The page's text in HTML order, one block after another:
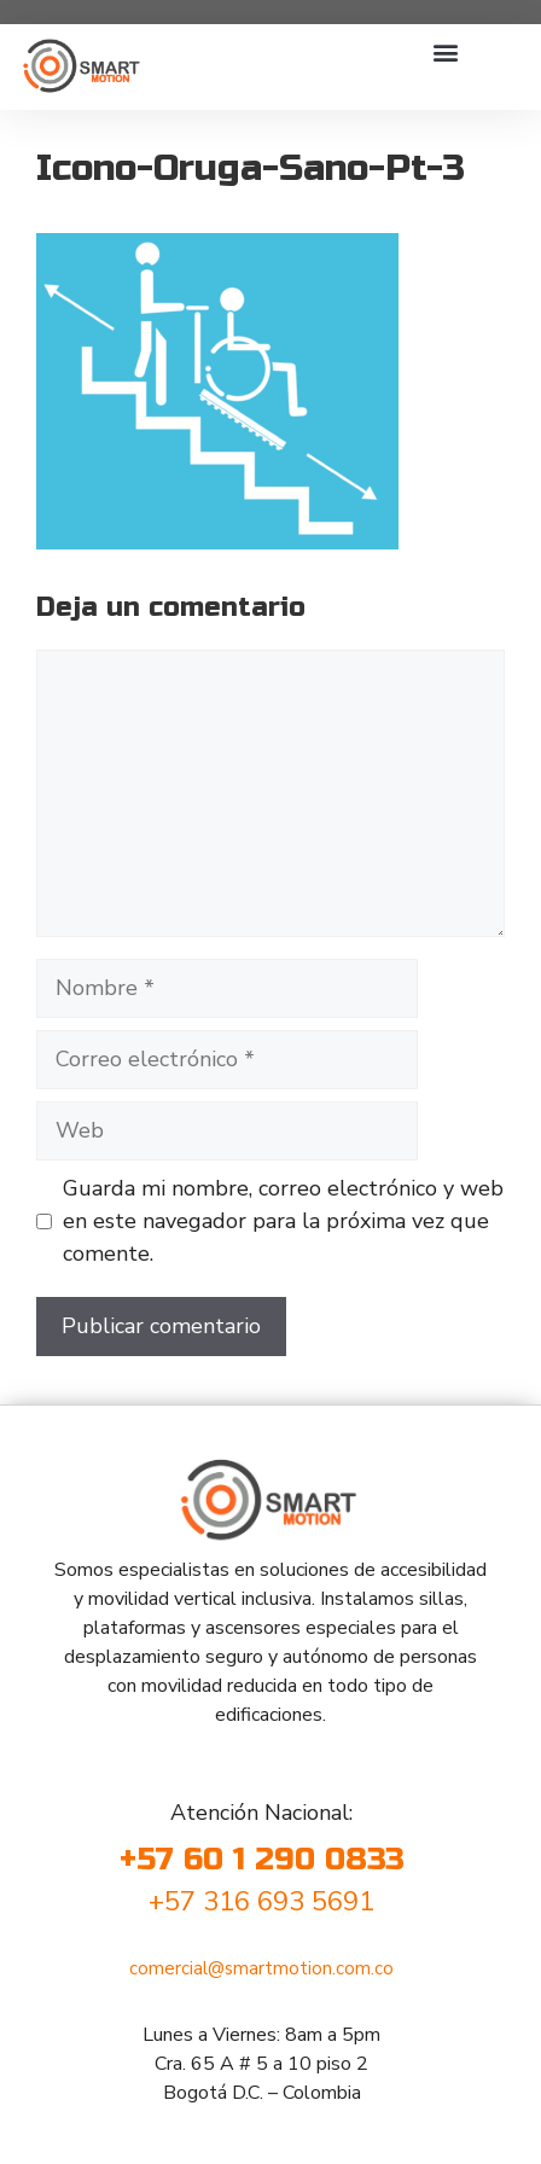
Icono-Oruga-Sano-Pt-3
Deja un comentario
Guarda mi nombre, correo electrónico y web
en este navegador para la próxima vez que
comente.
Somos especialistas en soluciones de accesibilidad
y movilidad vertical inclusiva. Instalamos sillas,
plataformas y ascensores especiales para el
desplazamiento seguro y autónomo de personas
con movilidad reducida en todo tipo de
edificaciones.
Atención Nacional:
+57 60 1 290 0833
+57 316 693 5691
comercial@smartmotion.com.co
Lunes a Viernes: 8am a 5pm
Cra. 65 A # 5 a 10 piso 2
Bogotá D.C. – Colombia